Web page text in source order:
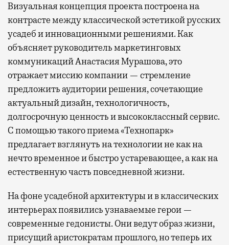
Визуальная концепция проекта построена на
контрасте между классической эстетикой русских
усадеб и инновационными решениями. Как
объясняет руководитель маркетинговых
коммуникаций Анастасия Мурашова, это
отражает миссию компании — стремление
предложить аудитории решения, сочетающие
актуальный дизайн, технологичность,
долгосрочную ценность и высококлассный сервис.
С помощью такого приема «Технопарк»
предлагает взглянуть на технологии не как на
нечто временное и быстро устаревающее, а как на
естественную часть повседневной жизни.
На фоне усадебной архитектуры и в классических
интерьерах появились узнаваемые герои —
современные гедонисты. Они ведут образ жизни,
присущий аристократам прошлого, но теперь их